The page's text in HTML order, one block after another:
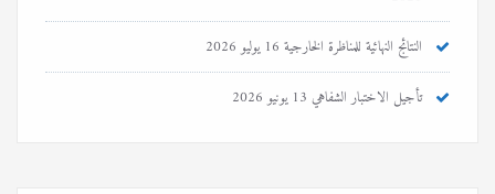
النتائج النهائية للمناظرة الخارجية16 يوليو 2026
تأجيل الاختبار الشفاهي13 يونيو 2026